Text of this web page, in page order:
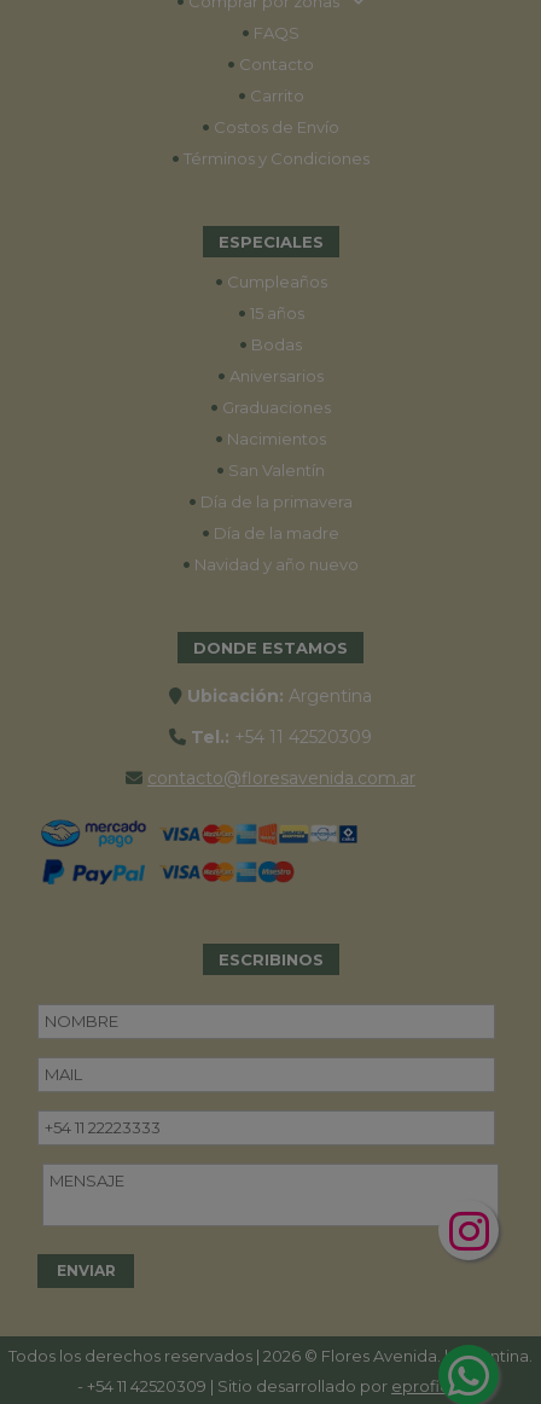
• FAQS
• Contacto
• Carrito
• Costos de Envío
• Términos y Condiciones
ESPECIALES
• Cumpleaños
• 15 años
• Bodas
• Aniversarios
• Graduaciones
• Nacimientos
• San Valentín
• Día de la primavera
• Día de la madre
• Navidad y año nuevo
DONDE ESTAMOS
Ubicación: Argentina
Tel.: +54 11 42520309
contacto@floresavenida.com.ar
ESCRIBINOS
Todos los derechos reservados | 2026 © Flores Avenida. | Argentina.
- +54 11 42520309 | Sitio desarrollado por eproficio